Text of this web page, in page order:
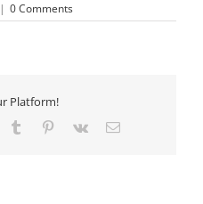
| 0 Comments
Platform!
Tumblr Pinterest
Vk Email